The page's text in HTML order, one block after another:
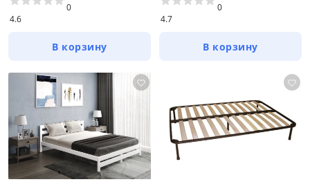
4.6
0
В корзину
4.7
0
В корзину